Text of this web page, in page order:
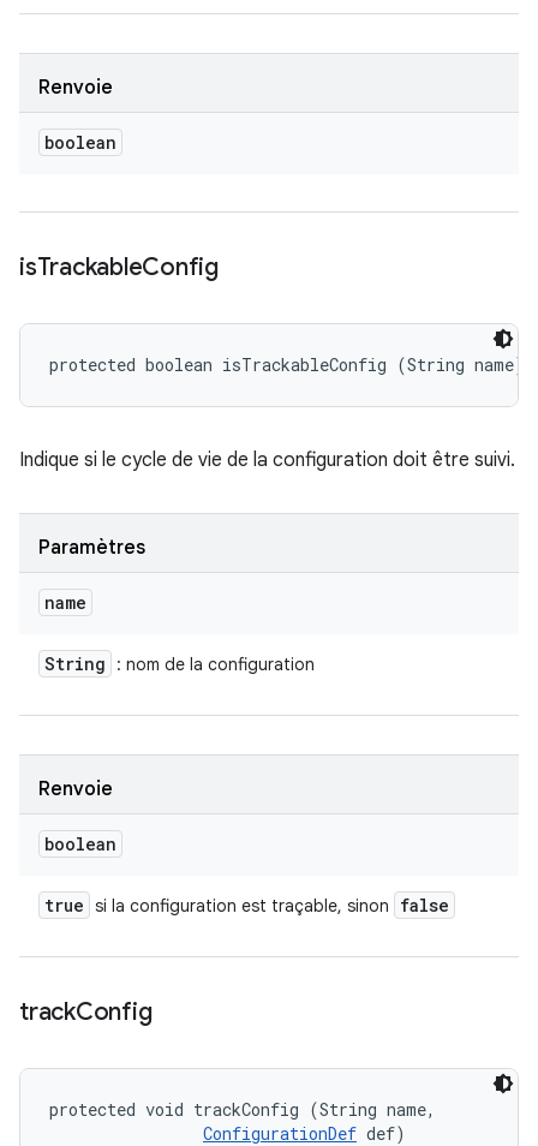
Renvoie
boolean
isTrackableConfig
protected boolean isTrackableConfig (String name)
Indique si le cycle de vie de la configuration doit être suivi.
Paramètres
name
String : nom de la configuration
Renvoie
boolean
true si la configuration est traçable, sinon false
trackConfig
protected void trackConfig (String name,
ConfigurationDef def)